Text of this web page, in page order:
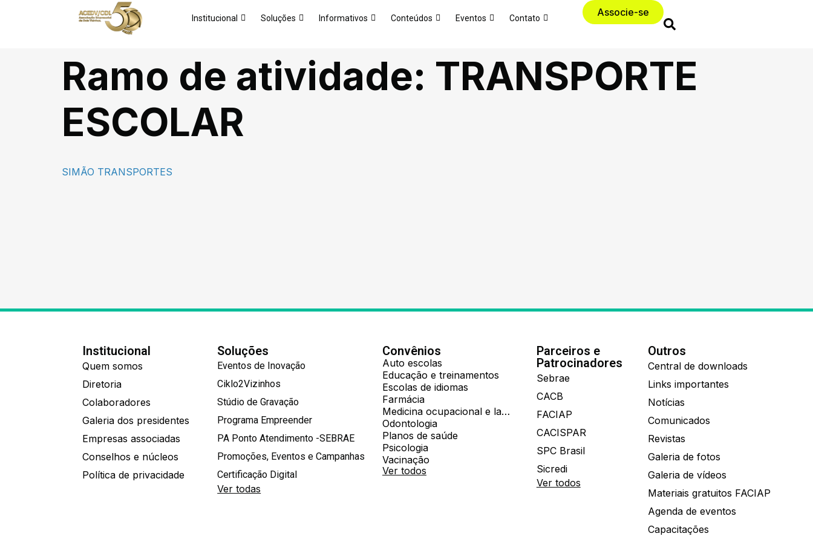
Institucional Soluções Informativos Conteúdos Eventos Contato Associe-se
Ramo de atividade: TRANSPORTE
ESCOLAR
SIMÃO TRANSPORTES
Institucional
Quem somos
Diretoria
Colaboradores
Galeria dos presidentes
Empresas associadas
Conselhos e núcleos
Política de privacidade
Soluções
Eventos de Inovação
Ciklo2Vizinhos
Stúdio de Gravação
Programa Empreender
PA Ponto Atendimento -SEBRAE
Promoções, Eventos e Campanhas
Certificação Digital
Ver todas
Convênios
Auto escolas
Educação e treinamentos
Escolas de idiomas
Farmácia
Medicina ocupacional e laboratorial
Odontologia
Planos de saúde
Psicologia
Vacinação
Ver todos
Parceiros e
Patrocinadores
Sebrae
CACB
FACIAP
CACISPAR
SPC Brasil
Sicredi
Ver todos
Outros
Central de downloads
Links importantes
Notícias
Comunicados
Revistas
Galeria de fotos
Galeria de vídeos
Materiais gratuitos FACIAP
Agenda de eventos
Capacitações